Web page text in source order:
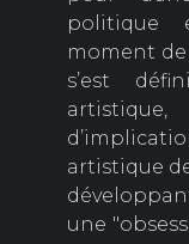
politique
moment de
s’est
artistique
une